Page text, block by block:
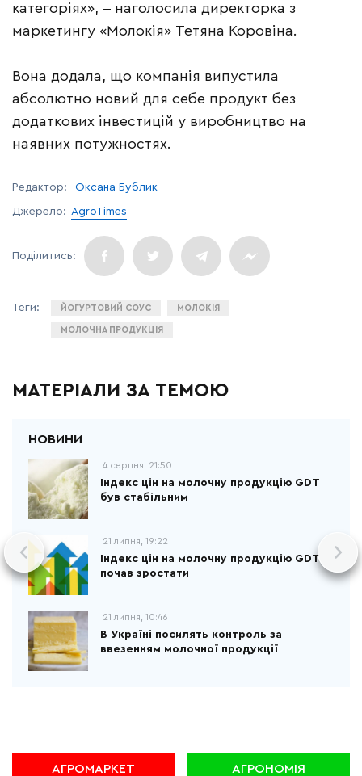
категоріях», ‒ наголосила директорка з
маркетингу «Молокія» Тетяна Коровіна.
Вона додала, що компанія випустила
абсолютно новий для себе продукт без
додаткових інвестицій у виробництво на
наявних потужностях.
Редактор: Оксана Бублик
Джерело: AgroTimes
ЙОГУРТОВИЙ СОУС МОЛОКІЯ
МОЛОЧНА ПРОДУКЦІЯ
МАТЕРІАЛИ ЗА ТЕМОЮ
4 серпня, 21:50
Індекс цін на молочну продукцію GDT
був стабільним
21 липня, 19:22
Індекс цін на молочну продукцію GDT
почав зростати
21 липня, 10:46
В Україні посилять контроль за
ввезенням молочної продукції
АГРОМАРКЕТ АГРОНОМІЯ